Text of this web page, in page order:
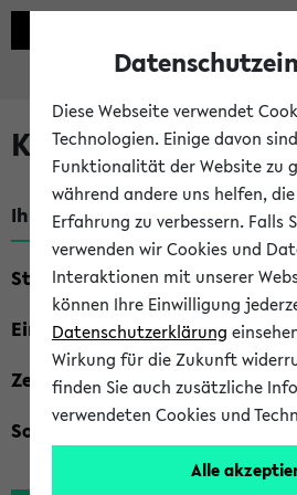
Kombisuche im
Ihre Suchkriterien:
Studienfach
Einrichtung
Zeiten
Sonstiges
Diese Webseite verwendet
Technologien. Einige davon
Funktionalität der Website zu
während andere uns helfen,
Erfahrung zu verbessern. Falls
verwenden wir Cookies und
Interaktionen mit unserer
können Ihre Einwilligung
Datenschutzerklärung
Wirkung für die Zukunft
finden Sie auch zusätzliche
verwendeten Cookies und
Alle